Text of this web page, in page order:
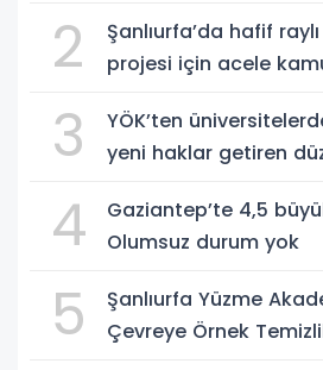
2
Şanlıurfa’da hafif
projesi için acele
3
YÖK’ten
yeni haklar getiren
4
Gaziantep’te 4,5
Olumsuz durum yok
5
Şanlıurfa Yüzme
Çevreye Örnek